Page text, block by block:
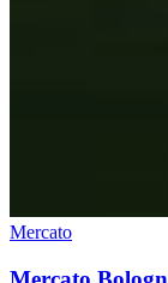
Mercato